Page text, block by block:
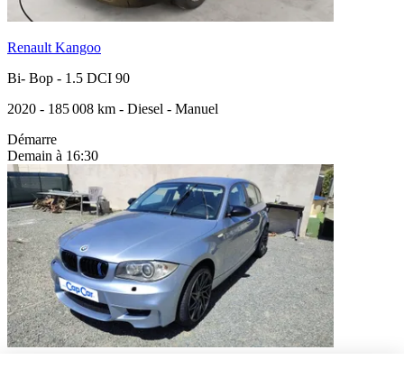
Renault Kangoo
Bi- Bop - 1.5 DCI 90
2020 - 185 008 km - Diesel - Manuel
Démarre
Demain à 16:30